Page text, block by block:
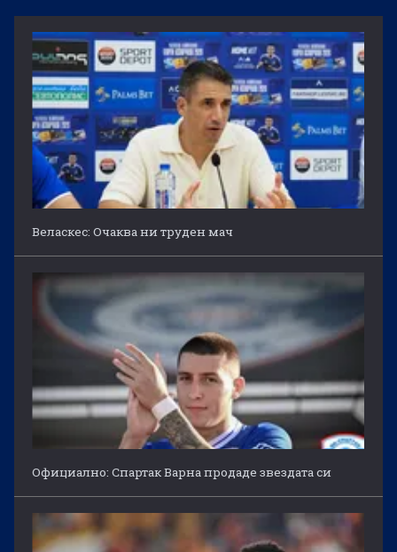
Веласкес: Очаква ни труден мач
Официално: Спартак Варна продаде звездата си